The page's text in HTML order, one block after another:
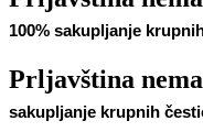
100% sakupljanje
Prljavština
sakupljanje krupnih